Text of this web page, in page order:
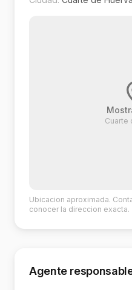
Cuarte
Ubicacion aproximada.
conocer la direccion exacta.
Agente